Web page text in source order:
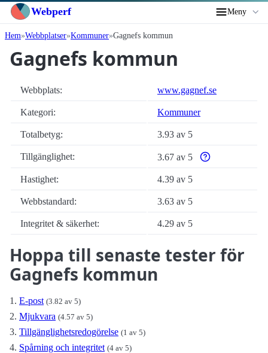
Webperf Meny
Hem Webbplatser Kommuner Gagnefs kommun
Gagnefs kommun
Webbplats: www.gagnef.se
Kategori: Kommuner
Totalbetyg: 3.93 av 5
Tillgänglighet: 3.67 av 5
Varför enbart
Hastighet:
4.39 av 5
Webbstandard: 3.63 av 5
Integritet & säkerhet: 4.29 av 5
Hoppa till senaste tester för
Gagnefs kommun
E-post (3.82 av 5)
Mjukvara (4.57 av 5)
Tillgänglighetsredogörelse (1 av 5)
Spårning och integritet (4 av 5)